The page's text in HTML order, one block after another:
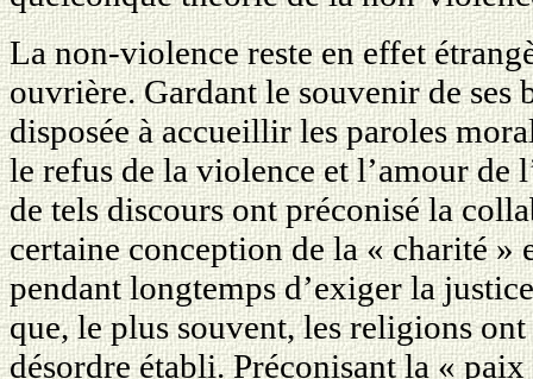
La non-violence reste en effet
ouvrière. Gardant le souvenir de ses
disposée à accueillir les paroles
le refus de la violence et l’amour de
de tels discours ont préconisé la
certaine conception de la « charité »
pendant longtemps d’exiger la
que, le plus souvent, les religions
désordre établi. Préconisant la «